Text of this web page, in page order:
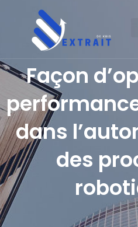
Façon
dans
des